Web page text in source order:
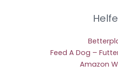
Feed A Dog –
Amazon